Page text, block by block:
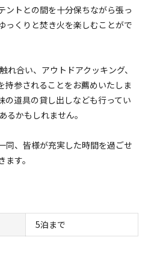
ントとの間を十分保ちながら張っ
っくりと焚き火を楽しむことがで
れ合い、アウトドアクッキング、
持参されることをお薦めいたしま
の道具の貸し出しなども行ってい
るかもしれません。
同、皆様が充実した時間を過ごせ
す。
5泊まで
ロキャンプ：1泊・1
場合があります。